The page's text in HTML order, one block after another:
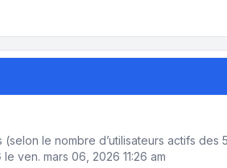
le nombre d’utilisateurs actifs des
le ven. mars 06, 2026 11:26 am